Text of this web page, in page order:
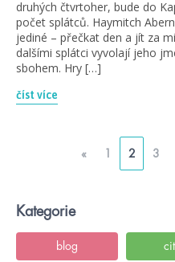
druhých čtvrtoher, bude do
počet splátců. Haymitch
jediné – přečkat den a jít za
dalšími splátci vyvolají jeho
sbohem. Hry […]
číst více
« 2 3
Kategorie
blog